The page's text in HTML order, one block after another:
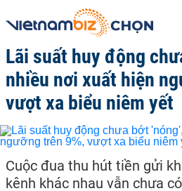
Lãi suất huy động
nhiều nơi xuất hiện
vượt xa biểu niêm yết
Cuộc đua thu hút tiền gửi
kênh khác nhau vẫn chưa